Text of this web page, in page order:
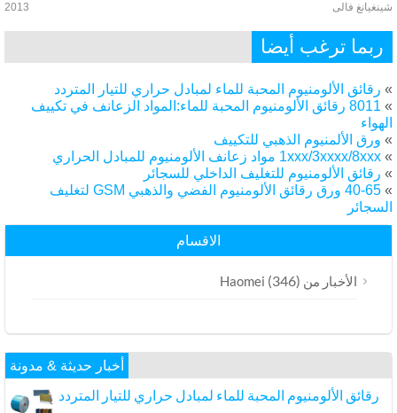
فالى
2013
ربما ترغب أيضا
رقائق الألومنيوم المحبة للماء لمبادل حراري للتيار المتردد
8011 رقائق الألومنيوم المحبة للماء:المواد الزعانف في تكييف
ورق الألمنيوم الذهبي للتكييف
1xxx/3xxxx/8xxx مواد زعانف الألومنيوم للمبادل الحراري
رقائق الألومنيوم للتغليف الداخلي للسجائر
40-65 ورق رقائق الألومنيوم الفضي والذهبي GSM لتغليف
الاقسام
الأخبار من Haomei(346)
أخبار حديثة & مدونة
رقائق الألومنيوم المحبة للماء لمبادل حراري للتيار المتردد